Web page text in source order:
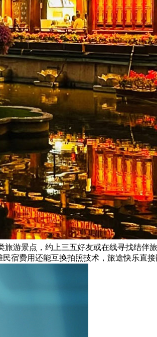
游景点，约上三五好友或在线寻找结伴
宿费用还能互换拍照技术，旅途快乐直接